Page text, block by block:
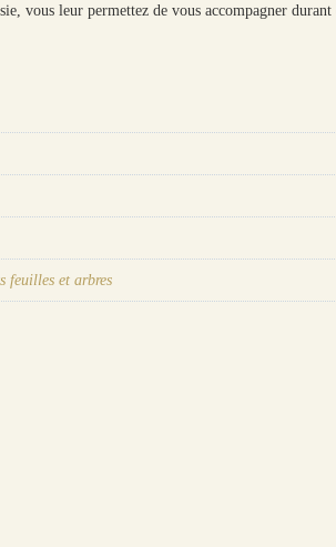
vous leur permettez de vous accompagner durant
feuilles et arbres